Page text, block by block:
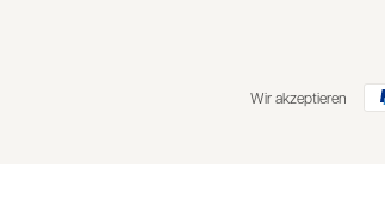
Wir akzeptieren